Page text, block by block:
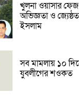
খুলনা ওয়াসার
অভিজ্ঞতা ও
ইসলাম
সব মামলায় ১০
যুবলীগের শওকত